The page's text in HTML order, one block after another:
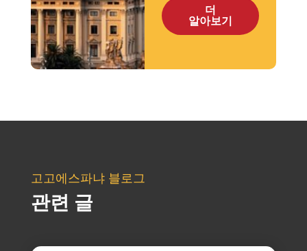
더
알아보기
고고에스파냐 블로그
관련 글